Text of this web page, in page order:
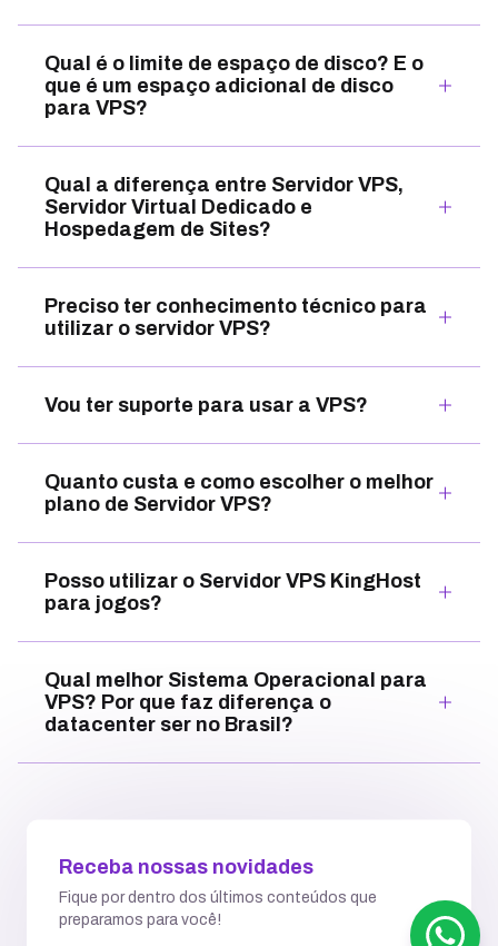
Qual é o limite de espaço de disco? E o
que é um espaço adicional de disco
para VPS?
Qual a diferença entre Servidor VPS,
Servidor Virtual Dedicado e
Hospedagem de Sites?
Preciso ter conhecimento técnico para
utilizar o servidor VPS?
Vou ter suporte para usar a VPS?
Quanto custa e como escolher o melhor
plano de Servidor VPS?
Posso utilizar o Servidor VPS KingHost
para jogos?
Qual melhor Sistema Operacional para
VPS? Por que faz diferença o
datacenter ser no Brasil?
Receba nossas novidades
Fique por dentro dos últimos conteúdos que
preparamos para você!